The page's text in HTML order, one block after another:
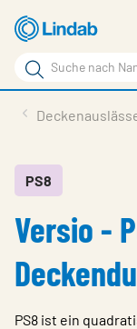
Zum
Hauptinhalt
Suchbegriff
Seite
durchsuchen
Im Fokus
Über Lindab
PS8
Versio -
PS8 ist ein